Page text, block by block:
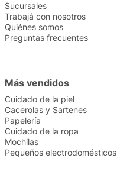
Sucursales
Trabajá con nosotros
Quiénes somos
Preguntas frecuentes
Más vendidos
Cuidado de la piel
Cacerolas y Sartenes
Papelería
Cuidado de la ropa
Mochilas
Pequeños electrodomésticos